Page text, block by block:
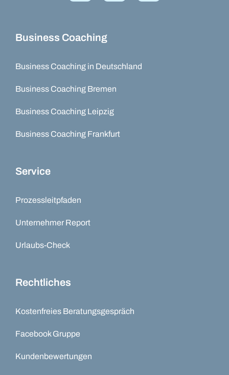
Business Coaching
Business Coaching in Deutschland
Business Coaching Bremen
Business Coaching Leipzig
Business Coaching Frankfurt
Service
Prozessleitpfaden
Unternehmer Report
Urlaubs-Check
Rechtliches
Kostenfreies Beratungsgespräch
Facebook Gruppe
Kundenbewertungen